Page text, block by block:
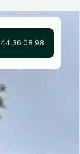
44 36 08 98